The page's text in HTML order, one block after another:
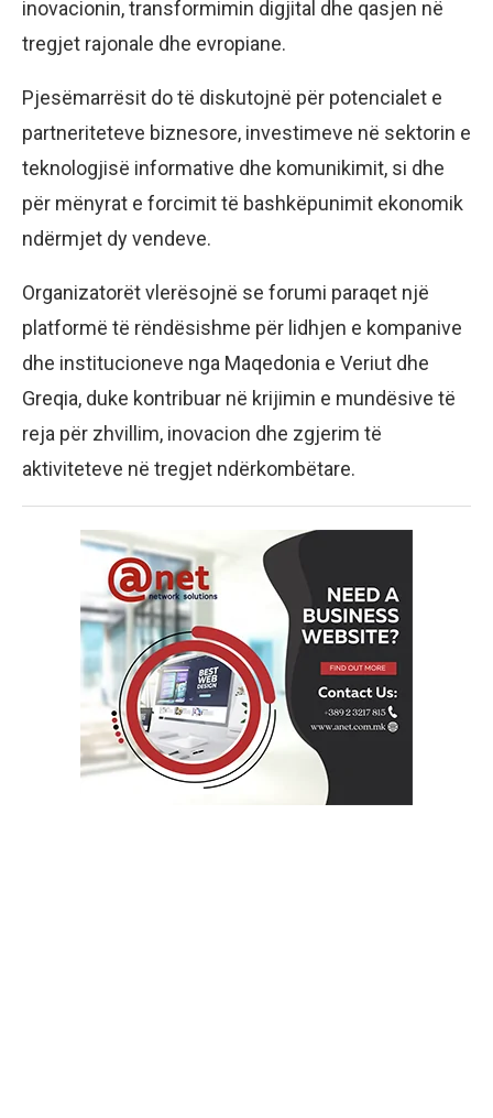
inovacionin, transformimin digjital dhe qasjen në
tregjet rajonale dhe evropiane.
Pjesëmarrësit do të diskutojnë për potencialet e
partneriteteve biznesore, investimeve në sektorin e
teknologjisë informative dhe komunikimit, si dhe
për mënyrat e forcimit të bashkëpunimit ekonomik
ndërmjet dy vendeve.
Organizatorët vlerësojnë se forumi paraqet një
platformë të rëndësishme për lidhjen e kompanive
dhe institucioneve nga Maqedonia e Veriut dhe
Greqia, duke kontribuar në krijimin e mundësive të
reja për zhvillim, inovacion dhe zgjerim të
aktiviteteve në tregjet ndërkombëtare.